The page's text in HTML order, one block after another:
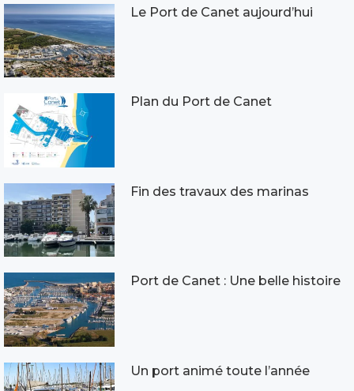
Le Port de Canet aujourd’hui
Plan du Port de Canet
Fin des travaux des marinas
Port de Canet : Une belle histoire
Un port animé toute l’année